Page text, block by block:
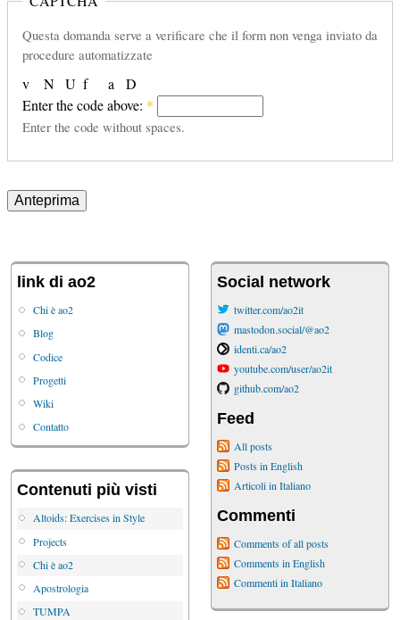
Questa domanda serve a verificare che il form non venga inviato da
procedure automatizzate
a D
U
N
v
f
Enter the code above: *
Enter the code without spaces.
link di ao2
Chi è ao2
Blog
Codice
Progetti
Wiki
Contatto
Contenuti più visti
Altoids: Exercises in Style
Projects
Chi è ao2
Apostrologia
TUMPA
Social network
twitter.com/ao2it
mastodon.social/@ao2
identi.ca/ao2
youtube.com/user/ao2it
github.com/ao2
Feed
All posts
Posts in English
Articoli in Italiano
Commenti
Comments of all posts
Comments in English
Commenti in Italiano